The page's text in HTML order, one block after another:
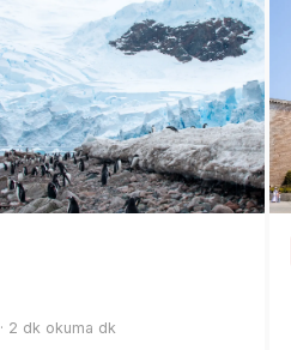
· 2 dk okuma dk